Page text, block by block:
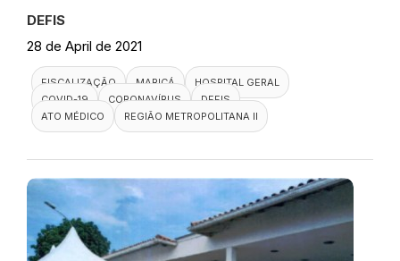
DEFIS
28 de April de 2021
FISCALIZAÇÃO MARICÁ
HOSPITAL GERAL
COVID-19
CORONAVÍRUS
DEFIS
ATO MÉDICO
REGIÃO METROPOLITANA II